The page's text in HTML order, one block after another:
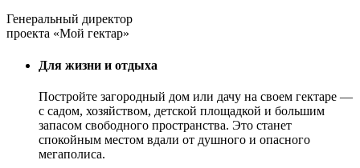
Генеральный директор
проекта «Мой гектар»
Для жизни и отдыха
Постройте загородный дом или дачу на своем гектаре —
с садом, хозяйством, детской площадкой и большим
запасом свободного пространства. Это станет
спокойным местом вдали от душного и опасного
мегаполиса.